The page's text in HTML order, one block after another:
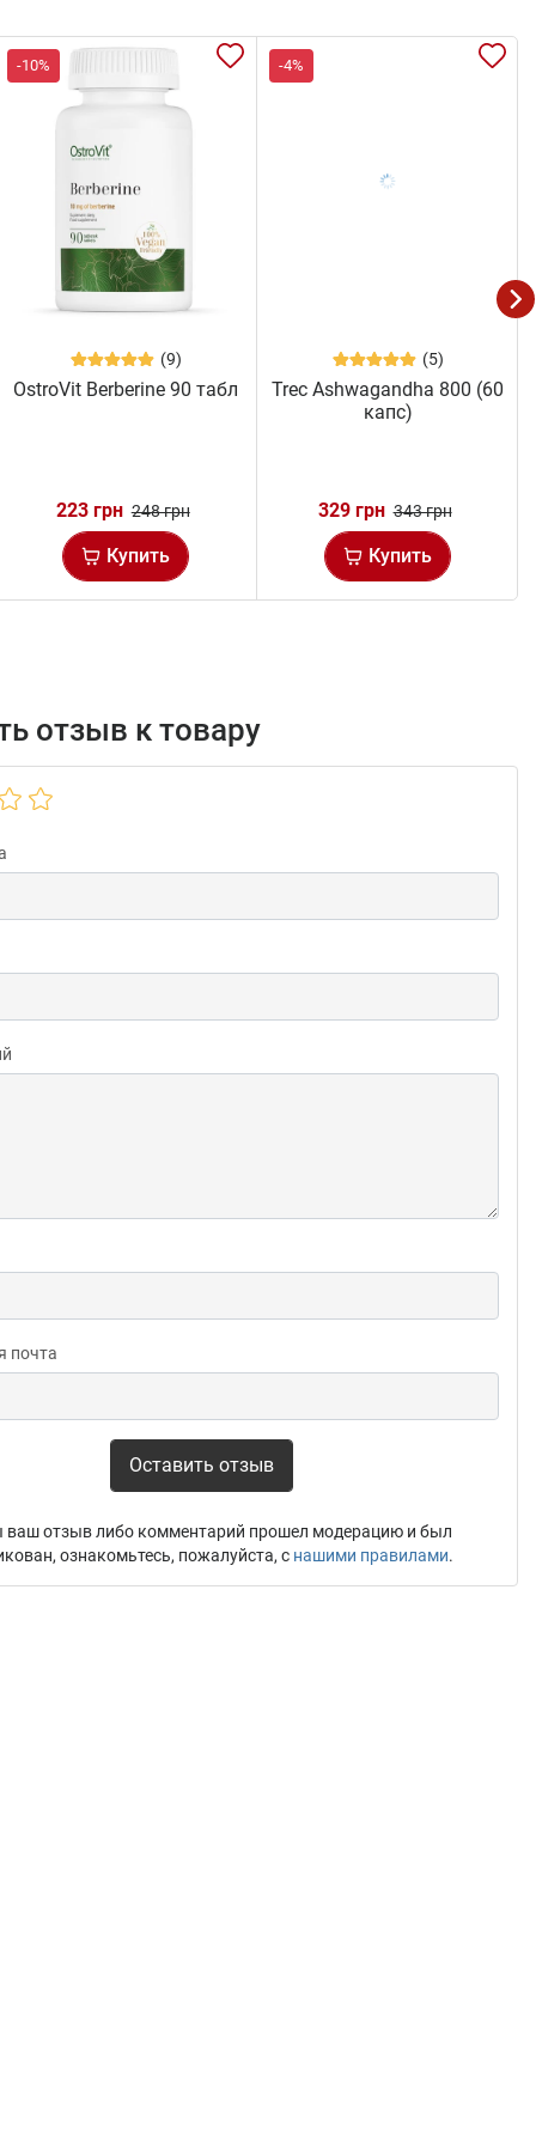
-10%
(9)
OstroVit Berberine 90 табл
223 грн 248 грн
Купить
-4%
(5)
Trec Ashwagandha 800 (60
капс)
329 грн 343 грн
Купить
отзыв к товару
почта
Оставить отзыв
ваш отзыв либо комментарий прошел модерацию и был
ознакомьтесь, пожалуйста, с нашими правилами.